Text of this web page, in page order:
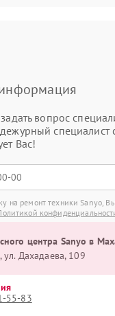
вопрос
специалист
Вас!
на ремонт техники Sanyo,
центра Sanyo в
ул. Дахадаева, 109
55-83